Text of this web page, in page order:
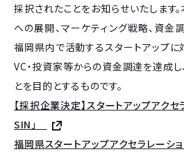
採択されたことをお知らせいたします
への展開、マーケティング戦略、資
福岡県内で活動するスタートアップに
VC・投資家等からの資金調達を達成
とを目的とするものです。
【採択企業決定】スタートアップアクセ
SIN」
福岡県スタートアップアクセラレーシ